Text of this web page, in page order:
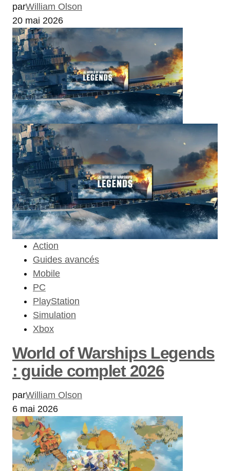
parWilliam Olson
20 mai 2026
Action
Guides avancés
Mobile
PC
PlayStation
Simulation
Xbox
World of Warships Legends
: guide complet 2026
parWilliam Olson
6 mai 2026